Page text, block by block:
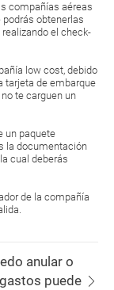
compañías aéreas
obtenerlas
el check-
low cost, debido
tarjeta de embarque
te carguen un
un paquete
la documentación
cual deberás
de la compañía
anular o
puede